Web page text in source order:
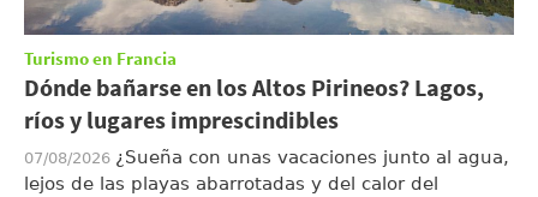
Turismo en Francia
Dónde bañarse en los Altos Pirineos? Lagos,
ríos y lugares imprescindibles
07/08/2026 ¿Sueña con unas vacaciones junto al agua,
lejos de las playas abarrotadas y del calor del